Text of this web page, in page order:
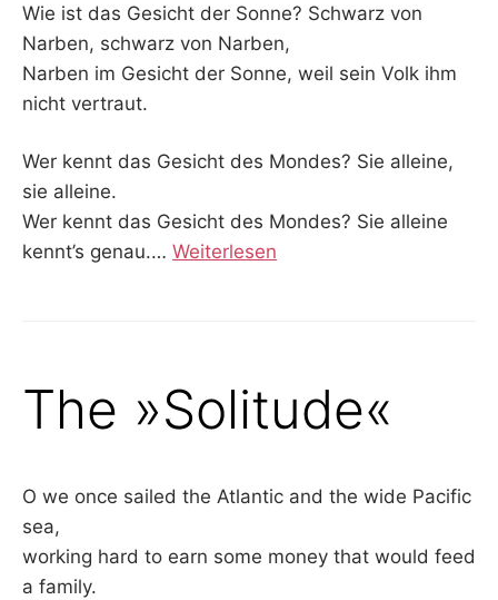
Wie ist das Gesicht der Sonne? Schwarz von
Narben, schwarz von Narben,
Narben im Gesicht der Sonne, weil sein Volk ihm
nicht vertraut.
Wer kennt das Gesicht des Mondes? Sie alleine,
sie alleine.
Wer kennt das Gesicht des Mondes? Sie alleine
kennt’s genau.… Weiterlesen
The »Solitude«
O we once sailed the Atlantic and the wide Pacific
sea,
working hard to earn some money that would feed
a family.